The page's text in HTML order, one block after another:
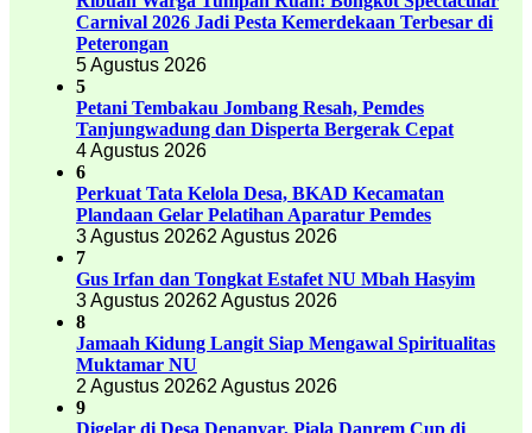
Carnival 2026 Jadi Pesta Kemerdekaan Terbesar di
Peterongan
5 Agustus 2026
5
Petani Tembakau Jombang Resah, Pemdes
Tanjungwadung dan Disperta Bergerak Cepat
4 Agustus 2026
6
Perkuat Tata Kelola Desa, BKAD Kecamatan
Plandaan Gelar Pelatihan Aparatur Pemdes
3 Agustus 20262 Agustus 2026
7
Gus Irfan dan Tongkat Estafet NU Mbah Hasyim
3 Agustus 20262 Agustus 2026
8
Jamaah Kidung Langit Siap Mengawal Spiritualitas
Muktamar NU
2 Agustus 20262 Agustus 2026
9
Digelar di Desa Denanyar, Piala Danrem Cup di